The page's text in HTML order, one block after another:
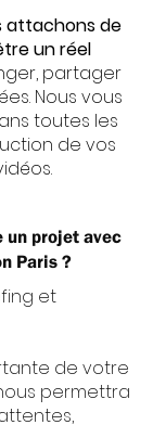
attachons de
un réel
partager
Nous vous
toutes les
de vos
un projet avec
Paris ?
et
de votre
permettra